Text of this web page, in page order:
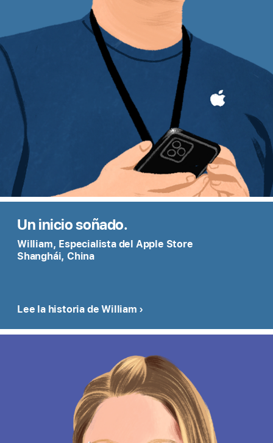
Un inicio soñado.
William, Especialista del Apple Store
Shanghái, China
Lee la historia de William